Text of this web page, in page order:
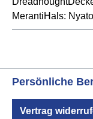
MerantiHals:
Persönliche
Vertrag